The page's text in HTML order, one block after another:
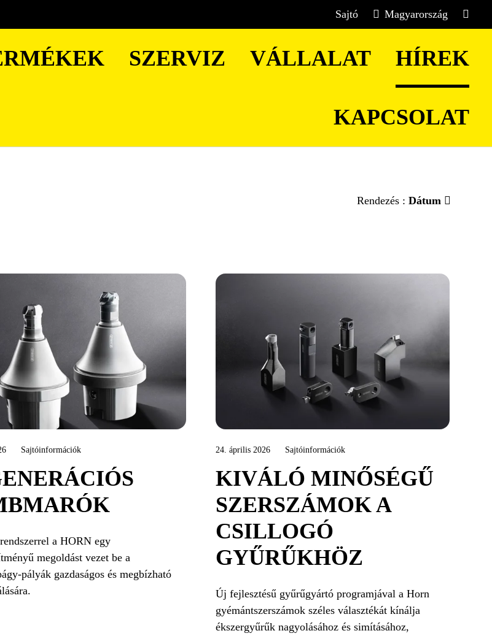
Sajtó Magyarország
SZERVIZ VÁLLALAT HÍREK
KAPCSOLAT
Rendezés : Dátum
Sajtóinformációk
a HORN egy
megoldást vezet be a
pályák gazdaságos és megbízható
24. április 2026 Sajtóinformációk
KIVÁLÓ MINŐSÉGŰ
SZERSZÁMOK A
CSILLOGÓ
GYŰRŰKHÖZ
Új fejlesztésű gyűrűgyártó programjával a Horn
gyémántszerszámok széles választékát kínálja
ékszergyűrűk nagyolásához és simításához,